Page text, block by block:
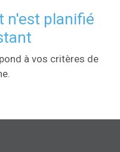
n'est planifié
à vos critères de